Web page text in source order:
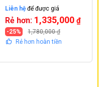
Liên hệđể được giá
Rẻ hơn: 1,335,000 ₫
1,780,000₫
-25%
Rẻ hơn hoàn tiền